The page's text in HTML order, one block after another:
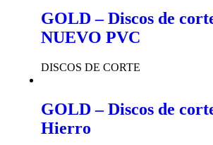
GOLD – Discos de
NUEVO PVC
DISCOS DE CORTE
GOLD – Discos de
Hierro